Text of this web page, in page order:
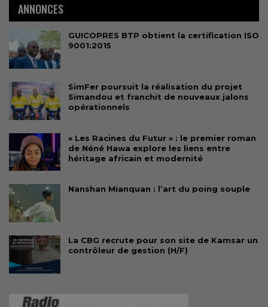
ANNONCES
GUICOPRES BTP obtient la certification ISO
9001:2015
SimFer poursuit la réalisation du projet
Simandou et franchit de nouveaux jalons
opérationnels
« Les Racines du Futur » : le premier roman
de Néné Hawa explore les liens entre
héritage africain et modernité
Nanshan Mianquan : l’art du poing souple
La CBG recrute pour son site de Kamsar un
contrôleur de gestion (H/F)